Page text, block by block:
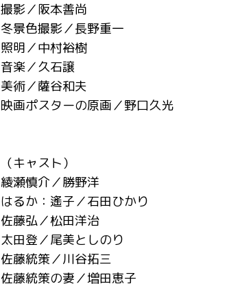
撮影／阪本善尚
冬景色撮影／長野重一
照明／中村裕樹
音楽／久石譲
美術／薩谷和夫
映画ポスターの原画／野口久光
（キャスト）
綾瀬慎介／勝野洋
はるか：遙子／石田ひかり
佐藤弘／松田洋治
太田登／尾美としのり
佐藤統策／川谷拓三
佐藤統策の妻／増田恵子